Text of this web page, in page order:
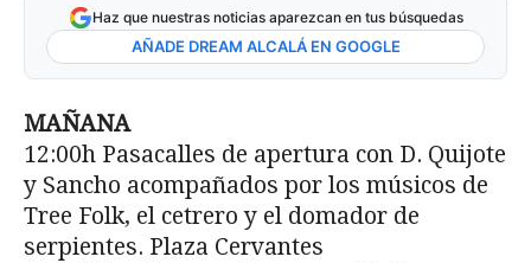
Haz que nuestras noticias aparezcan en tus búsquedas
AÑADE DREAM ALCALÁ EN GOOGLE
MAÑANA
12:00h Pasacalles de apertura con D. Quijote
y Sancho acompañados por los músicos de
Tree Folk, el cetrero y el domador de
serpientes. Plaza Cervantes